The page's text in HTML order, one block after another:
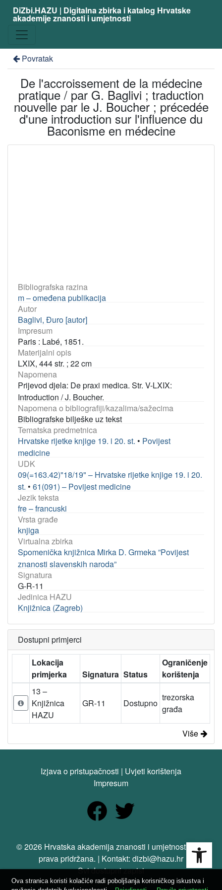
DiZbi.HAZU | Digitalna zbirka i katalog Hrvatske
akademije znanosti i umjetnosti
Povratak
De l'accroissement de la médecine
pratique / par G. Baglivi ; traduction
nouvelle par le J. Boucher ; précedée
d'une introduction sur l'influence du
Baconisme en médecine
Bibliografska razina
m – omeđena publikacija
Autor
Baglivi, Đuro [autor]
Impresum
Paris : Labé, 1851.
Materijalni opis
LXIX, 444 str. ; 22 cm
Napomena
Prijevod djela: De praxi medica. Str. V-LXIX:
Introduction / J. Boucher.
Napomena o bibliografiji/kazalima/sažecima
Bibliografske bilješke uz tekst
Tematska predmetnica
Hrvatske rijetke knjige 19. i 20. st. • Povijest
medicine
UDK
09(=163.42)"18/19" – Hrvatske rijetke knjige 19. i 20.
st. • 61(091) – Povijest medicine
Jezik teksta
fre – francuski
Vrsta građe
knjiga
Virtualna zbirka
Spomenička knjižnica Mirka D. Grmeka ”Povijest
znanosti slavenskih naroda”
Signatura
G-R-11
Jedinica HAZU
Knjižnica (Zagreb)
Dostupni primjerci
Lokacija
primjerka
Signatura Status
Ograničenje
korištenja
13 –
Knjižnica
HAZU
GR-11 Dostupno
trezorska
građa
Više
Izjava o pristupačnosti | Uvjeti korištenja
Impresum
© 2026 Hrvatska akademija znanosti i umjetnosti. Sva
prava pridržana. | Kontakt: dizbi@hazu.hr
Svi dostupni zapisi
Ova stranica koristi kolačiće radi poboljšanja korisničkog iskustva i